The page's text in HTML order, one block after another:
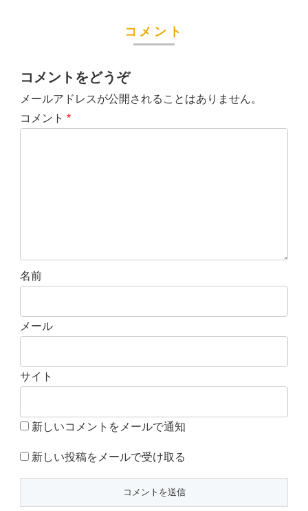
コメント
コメントをどうぞ
メールアドレスが公開されることはありません。
コメント *
名前
メール
サイト
新しいコメントをメールで通知
新しい投稿をメールで受け取る